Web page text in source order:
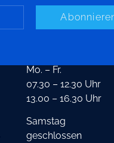
Mo. – Fr.
07.30 – 12.30 Uhr
13.00 – 16.30 Uhr
Samstag
geschlossen